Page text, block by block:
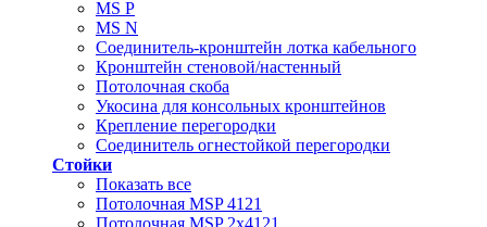
MS P
MS N
Соединитель-кронштейн лотка кабельного
Кронштейн стеновой/настенный
Потолочная скоба
Укосина для консольных кронштейнов
Крепление перегородки
Соединитель огнестойкой перегородки
Стойки
Показать все
Потолочная MSP 4121
Потолочная MSP 2х4121